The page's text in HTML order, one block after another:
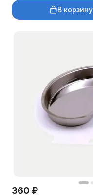
В корзину
360 ₽